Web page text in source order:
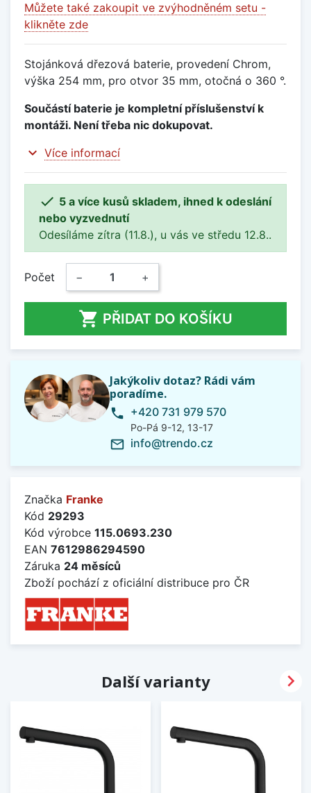
Můžete také zakoupit ve zvýhodněném setu -
klikněte zde
Stojánková dřezová baterie, provedení Chrom,
výška 254 mm, pro otvor 35 mm, otočná o 360 °.
Součástí baterie je kompletní příslušenství k
montáži. Není třeba nic dokupovat.
expand_more Více informací
 5 a více kusů skladem, ihned k odeslání
nebo vyzvednutí
Odesíláme zítra (11.8.), u vás ve středu 12.8..
Počet − +
 PŘIDAT DO KOŠÍKU
Jakýkoliv dotaz? Rádi vám
poradíme.
phone +420 731 979 570
Po-Pá 9-12, 13-17
mail_outline info@trendo.cz
Značka Franke
Kód 29293
Kód výrobce 115.0693.230
EAN 7612986294590
Záruka 24 měsíců
Zboží pochází z oficiální distribuce pro ČR
Další varianty 